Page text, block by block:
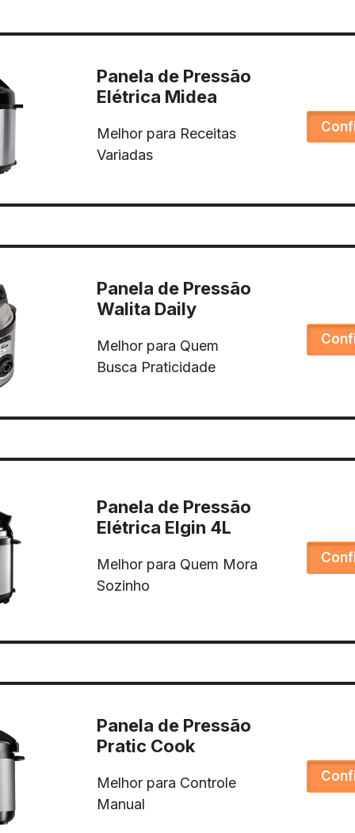
Panela de Pressão
Elétrica Midea
Melhor para Receitas
Variadas
Panela de Pressão
Walita Daily
Melhor para Quem
Busca Praticidade
Panela de Pressão
Elétrica Elgin 4L
Melhor para Quem Mora
Sozinho
Panela de Pressão
Pratic Cook
Melhor para Controle
Manual